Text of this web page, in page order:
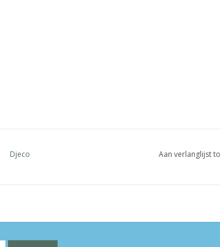
Djeco Aan verlanglijst